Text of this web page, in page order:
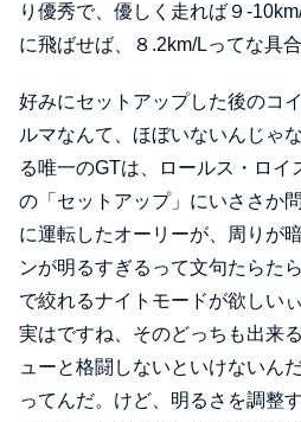
り優秀で、優しく走れば９-
に飛ばせば、８.2km/Lってな具合
好みにセットアップした後のコ
ルマなんて、ほぼいないんじゃ
る唯一のGTは、ロールス・ロイ
の「セットアップ」にいささか
に運転したオーリーが、周りが
ンが明るすぎるって文句たらた
で絞れるナイトモードが欲しい
実はですね、そのどっちも出来
ューと格闘しないといけないん
ってんだ。けど、明るさを調整